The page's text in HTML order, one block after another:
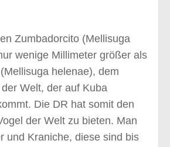
Zumbadorcito (Mellisuga
wenige Millimeter größer als
helenae), dem
Welt, der auf Kuba
Die DR hat somit den
der Welt zu bieten. Man
und Kraniche, diese sind bis